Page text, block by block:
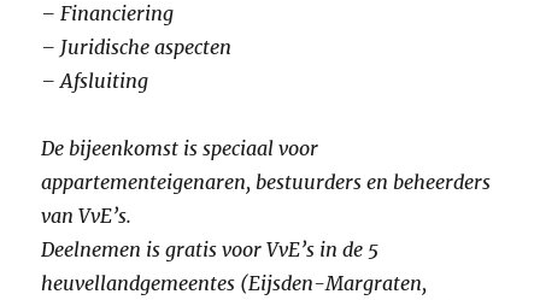
– Financiering​
– Juridische aspecten​
– Afsluiting​
De bijeenkomst is speciaal voor
appartementeigenaren, bestuurders en beheerders
van VvE’s.
Deelnemen is gratis voor VvE’s in de 5
heuvellandgemeentes (Eijsden-Margraten,